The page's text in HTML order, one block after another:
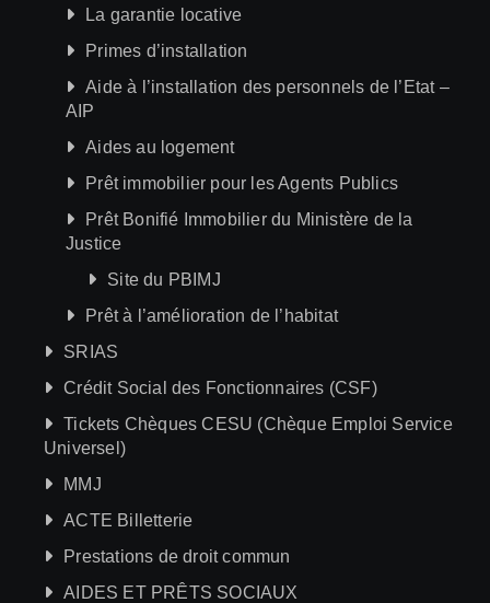
La garantie locative
Primes d’installation
Aide à l’installation des personnels de l’Etat –
AIP
Aides au logement
Prêt immobilier pour les Agents Publics
Prêt Bonifié Immobilier du Ministère de la
Justice
Site du PBIMJ
Prêt à l’amélioration de l’habitat
SRIAS
Crédit Social des Fonctionnaires (CSF)
Tickets Chèques CESU (Chèque Emploi Service
Universel)
MMJ
ACTE Billetterie
Prestations de droit commun
AIDES ET PRÊTS SOCIAUX